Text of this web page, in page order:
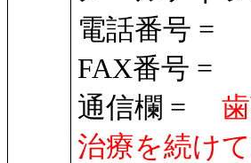
電話番号 =
FAX番号 =
通信欄 =
治療を続け